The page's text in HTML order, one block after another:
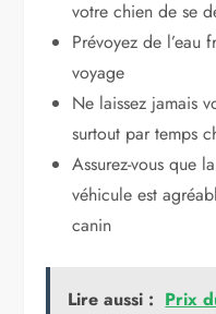
votre chien de se
Prévoyez de l’eau
voyage
Ne laissez jamais
surtout par temps
Assurez-vous que
véhicule est
canin
Lire aussi : Prix